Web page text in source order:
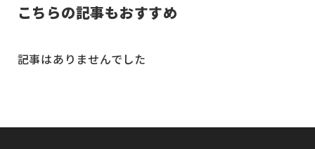
こちらの記事もおすすめ
記事はありませんでした